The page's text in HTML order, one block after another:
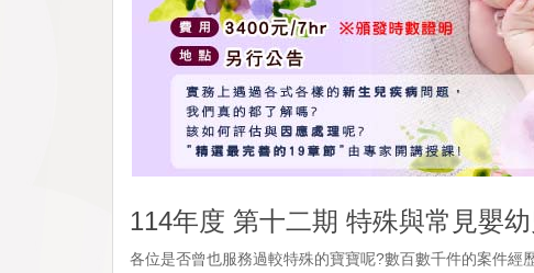
114年度 第十二期 特殊與常見嬰
各位是否曾也服務過較特殊的寶寶呢?數百數千件的案件經